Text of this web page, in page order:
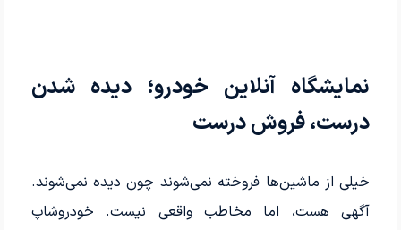
نمایشگاه آنلاین خودرو؛ دیده شدن
درست، فروش درست
خیلی از ماشین‌ها فروخته نمی‌شوند چون دیده نمی‌شوند.
آگهی هست، اما مخاطب واقعی نیست. خودروشاپ